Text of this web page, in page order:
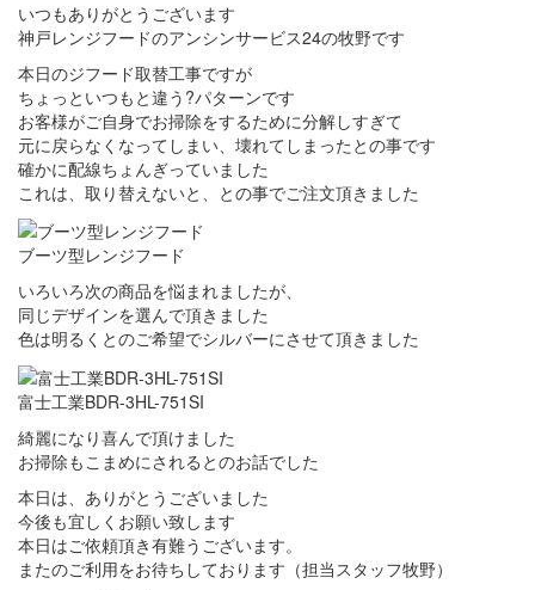
いつもありがとうございます
神戸レンジフードのアンシンサービス24の牧野です
本日のジフード取替工事ですが
ちょっといつもと違う?パターンです
お客様がご自身でお掃除をするために分解しすぎて
元に戻らなくなってしまい、壊れてしまったとの事です
確かに配線ちょんぎっていました
これは、取り替えないと、との事でご注文頂きました
ブーツ型レンジフード
いろいろ次の商品を悩まれましたが、
同じデザインを選んで頂きました
色は明るくとのご希望でシルバーにさせて頂きました
富士工業BDR-3HL-751SI
綺麗になり喜んで頂けました
お掃除もこまめにされるとのお話でした
本日は、ありがとうございました
今後も宜しくお願い致します
本日はご依頼頂き有難うございます。
またのご利用をお待ちしております（担当スタッフ牧野）